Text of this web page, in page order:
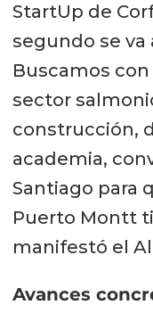
StartUp de
segundo se va
Buscamos
sector
construcción,
academia,
Santiago para
Puerto Montt
manifestó el
Avances